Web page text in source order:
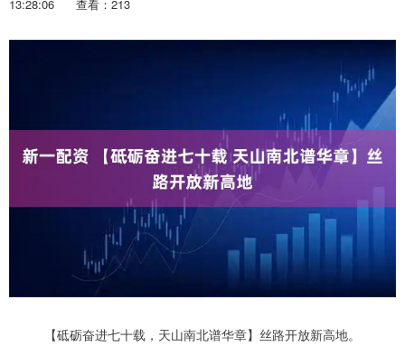
13:28:06
查看：213
【砥砺奋进七十载，天山南北谱华章】丝路开放新高地。